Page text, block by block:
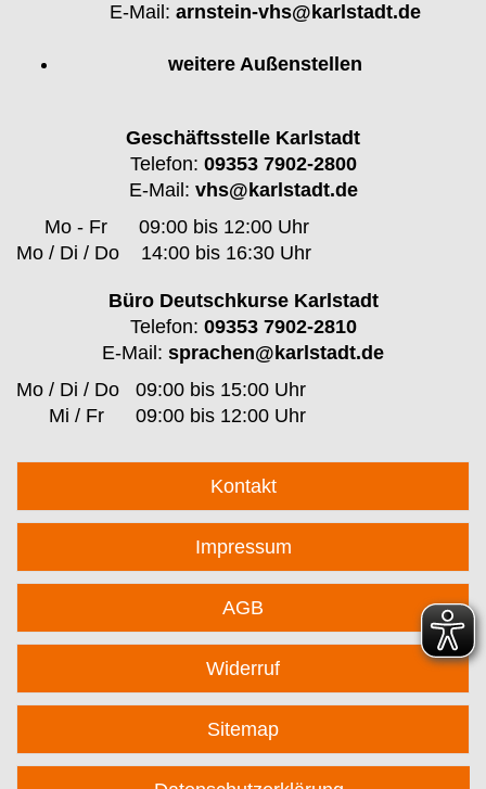
E-Mail: arnstein-vhs@karlstadt.de
weitere Außenstellen
Geschäftsstelle Karlstadt
Telefon: 09353 7902-2800
E-Mail: vhs@karlstadt.de
Mo - Fr
09:00 bis 12:00 Uhr
Mo / Di / Do
14:00 bis 16:30 Uhr
Büro Deutschkurse Karlstadt
Telefon: 09353 7902-2810
E-Mail: sprachen@karlstadt.de
Mo / Di / Do 09:00 bis 15:00 Uhr
Mi / Fr
09:00 bis 12:00 Uhr
Kontakt
Impressum
AGB
Widerruf
Sitemap